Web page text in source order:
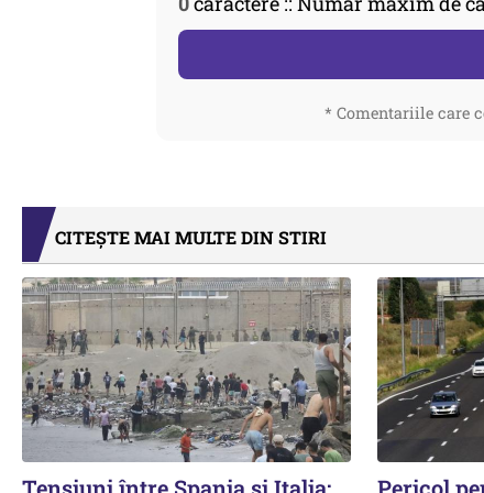
* Comentariile care
CITEȘTE MAI MULTE DIN STIRI